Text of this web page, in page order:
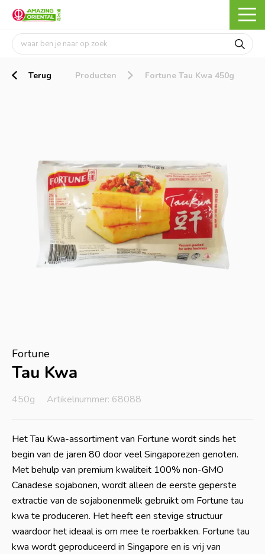
Terug Producten Fortune Tau Kwa 450g
Fortune
Tau Kwa
450g Artikelnummer: 68088
Het Tau Kwa-assortiment van Fortune wordt sinds het
begin van de jaren 80 door veel Singaporezen genoten.
Met behulp van premium kwaliteit 100% non-GMO
Canadese sojabonen, wordt alleen de eerste geperste
extractie van de sojabonenmelk gebruikt om Fortune tau
kwa te produceren. Het heeft een stevige structuur
waardoor het ideaal is om mee te roerbakken. Fortune tau
kwa wordt geproduceerd in Singapore en is vrij van